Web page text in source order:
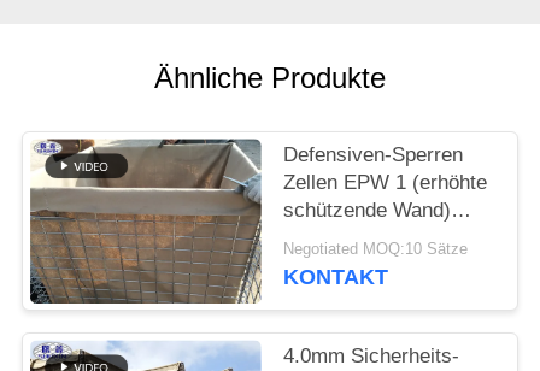
Ähnliche Produkte
Defensiven-Sperren
Zellen EPW 1 (erhöhte
schützende Wand)
HESCO 5.0mm
Durchmessers 30
Negotiated MOQ:10 Sätze
KONTAKT
4.0mm Sicherheits-